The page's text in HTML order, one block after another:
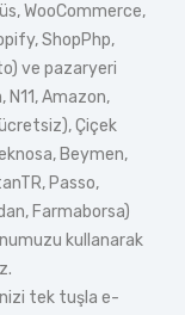
WooCommerce,
ShopPhp,
ve pazaryeri
N11, Amazon,
Çiçek
Beymen,
Passo,
Farmaborsa)
kullanarak
tek tuşla e-